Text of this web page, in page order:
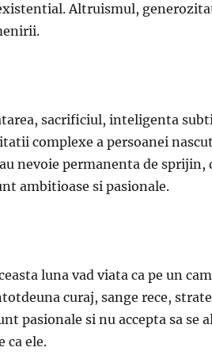
Altruismul,
sacrificiul, inteligenta
complexe a persoanei
nevoie permanenta de sprijin,
ambitioase si pasionale.
luna vad viata ca pe un
curaj, sange rece,
pasionale si nu accepta sa se
ca ele.